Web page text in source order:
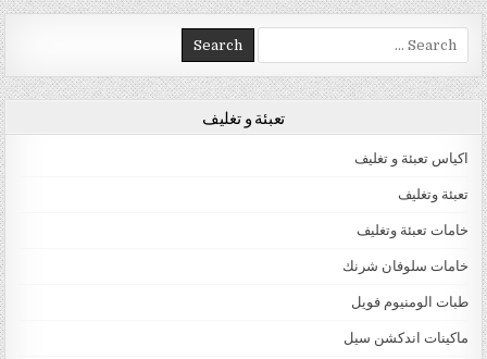
Search for:
تعبئة و تغليف
اكياس تعبئة و تغليف
تعبئة وتغليف
خامات تعبئة وتغليف
خامات سلوفان شرنك
طبات الومنيوم فويل
ماكينات اندكشن سيل